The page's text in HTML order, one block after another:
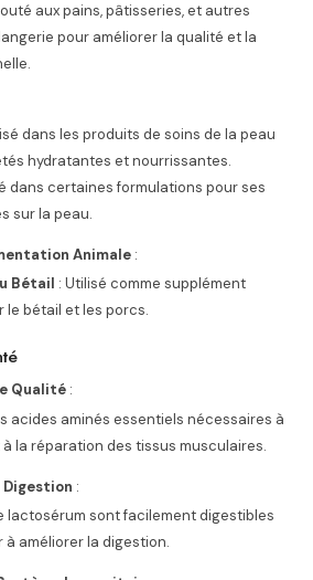
aux pains, pâtisseries, et autres
pour améliorer la qualité et la
dans les produits de soins de la peau
hydratantes et nourrissantes.
dans certaines formulations pour ses
sur la peau.
Animale :
Bétail : Utilisé comme supplément
le bétail et les porcs.
Qualité :
acides aminés essentiels nécessaires à
la réparation des tissus musculaires.
:
lactosérum sont facilement digestibles
améliorer la digestion.